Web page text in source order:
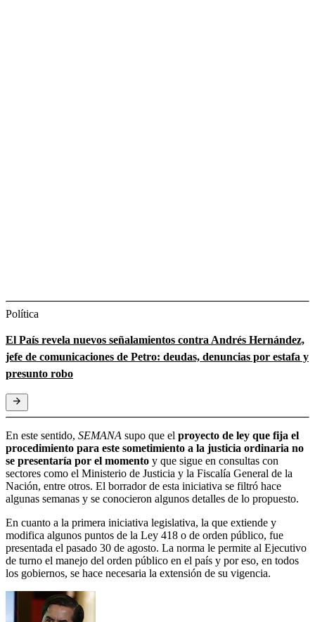
Política
El País revela nuevos señalamientos contra Andrés Hernández,
jefe de comunicaciones de Petro: deudas, denuncias por estafa y
presunto robo
En este sentido, SEMANA supo que el proyecto de ley que fija el
procedimiento para este sometimiento a la justicia ordinaria no
se presentaría por el momento y que sigue en consultas con
sectores como el Ministerio de Justicia y la Fiscalía General de la
Nación, entre otros. El borrador de esta iniciativa se filtró hace
algunas semanas y se conocieron algunos detalles de lo propuesto.
En cuanto a la primera iniciativa legislativa, la que extiende y
modifica algunos puntos de la Ley 418 o de orden público, fue
presentada el pasado 30 de agosto. La norma le permite al Ejecutivo
de turno el manejo del orden público en el país y por eso, en todos
los gobiernos, se hace necesaria la extensión de su vigencia.